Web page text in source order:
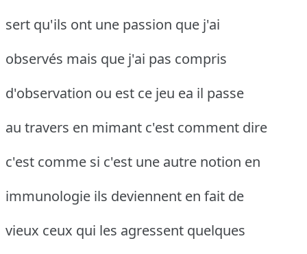
sert qu'ils ont une passion que j'ai
observés mais que j'ai pas compris
d'observation ou est ce jeu ea il passe
au travers en mimant c'est comment dire
c'est comme si c'est une autre notion en
immunologie ils deviennent en fait de
vieux ceux qui les agressent quelques